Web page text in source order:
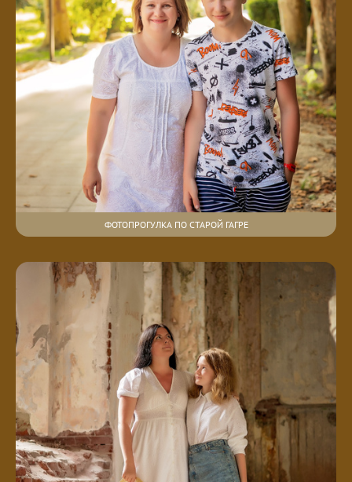
ФОТОПРОГУЛКА ПО СТАРОЙ ГАГРЕ